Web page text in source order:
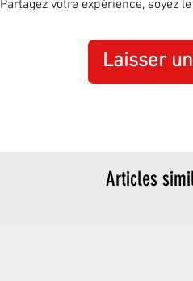
Partagez votre expérience, soyez
Laisser
Articles